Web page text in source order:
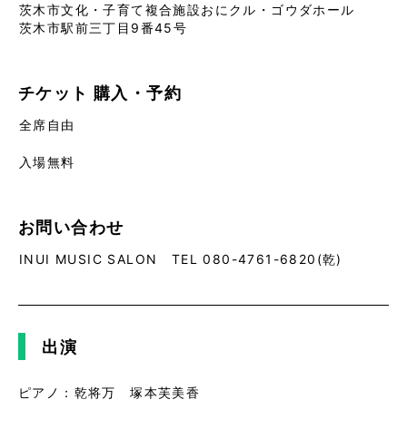
茨木市文化・子育て複合施設おにクル・ゴウダホール
茨木市駅前三丁目9番45号
チケット 購入・予約
全席自由
入場無料
お問い合わせ
INUI MUSIC SALON TEL 080-4761-6820(乾)
出演
ピアノ：乾将万 塚本芙美香